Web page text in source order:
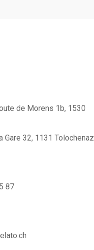
de Morens 1b, 1530
Gare 32, 1131 Tolochenaz
87